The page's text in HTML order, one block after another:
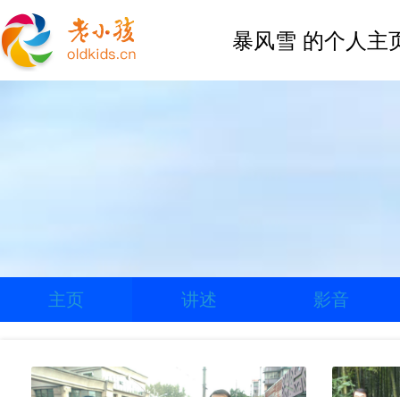
暴风雪 的个人主
主页 讲述 影音